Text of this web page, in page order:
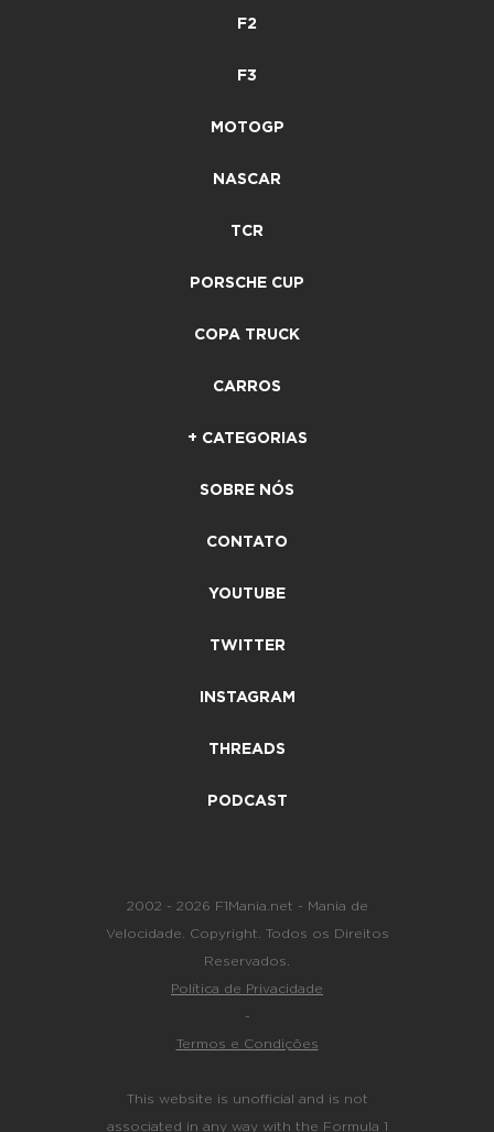
F2
F3
MOTOGP
NASCAR
TCR
PORSCHE CUP
COPA TRUCK
CARROS
+ CATEGORIAS
SOBRE NÓS
CONTATO
YOUTUBE
TWITTER
INSTAGRAM
THREADS
PODCAST
2002 - 2026 F1Mania.net - Mania de
Velocidade. Copyright. Todos os Direitos
Reservados.
Política de Privacidade
-
Termos e Condições
This website is unofficial and is not
associated in any way with the Formula 1